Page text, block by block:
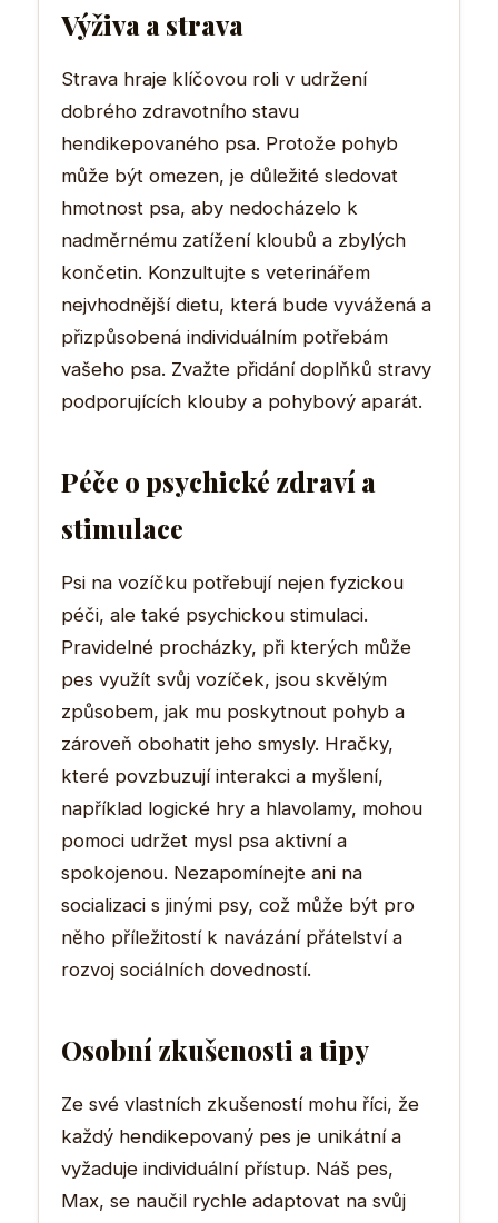
Výživa a strava
Strava hraje klíčovou roli v udržení
dobrého zdravotního stavu
hendikepovaného psa. Protože pohyb
může být omezen, je důležité sledovat
hmotnost psa, aby nedocházelo k
nadměrnému zatížení kloubů a zbylých
končetin. Konzultujte s veterinářem
nejvhodnější dietu, která bude vyvážená a
přizpůsobená individuálním potřebám
vašeho psa. Zvažte přidání doplňků stravy
podporujících klouby a pohybový aparát.
Péče o psychické zdraví a
stimulace
Psi na vozíčku potřebují nejen fyzickou
péči, ale také psychickou stimulaci.
Pravidelné procházky, při kterých může
pes využít svůj vozíček, jsou skvělým
způsobem, jak mu poskytnout pohyb a
zároveň obohatit jeho smysly. Hračky,
které povzbuzují interakci a myšlení,
například logické hry a hlavolamy, mohou
pomoci udržet mysl psa aktivní a
spokojenou. Nezapomínejte ani na
socializaci s jinými psy, což může být pro
něho příležitostí k navázání přátelství a
rozvoj sociálních dovedností.
Osobní zkušenosti a tipy
Ze své vlastních zkušeností mohu říci, že
každý hendikepovaný pes je unikátní a
vyžaduje individuální přístup. Náš pes,
Max, se naučil rychle adaptovat na svůj